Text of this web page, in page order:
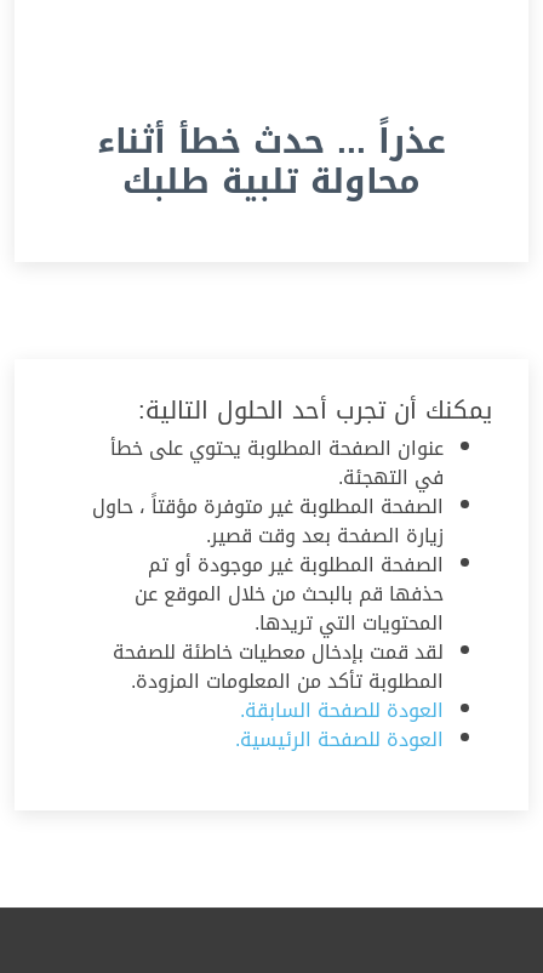
عذراً ... حدث خطأ أثناء
محاولة تلبية طلبك
يمكنك أن تجرب أحد الحلول التالية:
عنوان الصفحة المطلوبة يحتوي على خطأ
في التهجئة.
الصفحة المطلوبة غير متوفرة مؤقتاً ، حاول
زيارة الصفحة بعد وقت قصير.
الصفحة المطلوبة غير موجودة أو تم
حذفها قم بالبحث من خلال الموقع عن
المحتويات التي تريدها.
لقد قمت بإدخال معطيات خاطئة للصفحة
المطلوبة تأكد من المعلومات المزودة.
العودة للصفحة السابقة.
العودة للصفحة الرئيسية.